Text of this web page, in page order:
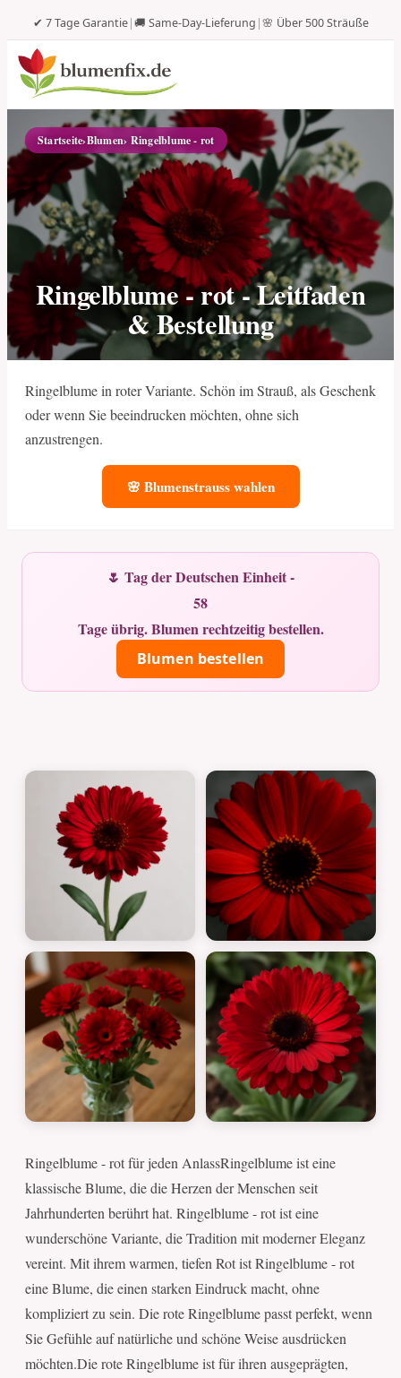
✔ 7 Tage Garantie|🚚 Same-Day-Lieferung |🌸 Über 500 Sträuße
Startseite›Blumen› Ringelblume - rot
Ringelblume - rot - Leitfaden
& Bestellung
Ringelblume in roter Variante. Schön im Strauß, als Geschenk
oder wenn Sie beeindrucken möchten, ohne sich
anzustrengen.
🌸 Blumenstrauss wahlen
🌷 Tag der Deutschen Einheit -
58
Tage übrig. Blumen rechtzeitig bestellen.
Blumen bestellen
Ringelblume - rot für jeden AnlassRingelblume ist eine
klassische Blume, die die Herzen der Menschen seit
Jahrhunderten berührt hat. Ringelblume - rot ist eine
wunderschöne Variante, die Tradition mit moderner Eleganz
vereint. Mit ihrem warmen, tiefen Rot ist Ringelblume - rot
eine Blume, die einen starken Eindruck macht, ohne
kompliziert zu sein. Die rote Ringelblume passt perfekt, wenn
Sie Gefühle auf natürliche und schöne Weise ausdrücken
möchten.Die rote Ringelblume ist für ihren ausgeprägten,